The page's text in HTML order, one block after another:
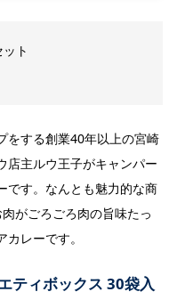
ト
をする創業40年以上の宮崎
店主ルウ王子がキャンパー
です。なんとも魅力的な商
がごろごろ肉の旨味たっ
レーです。
ティボックス 30袋入